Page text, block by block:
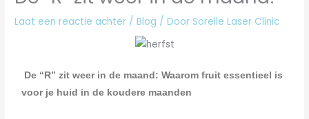
Laat een reactie achter /Blog / Door Sorelle Laser Clinic
De “R” zit weer in de maand: Waarom fruit essentieel is
voor je huid in de koudere maanden